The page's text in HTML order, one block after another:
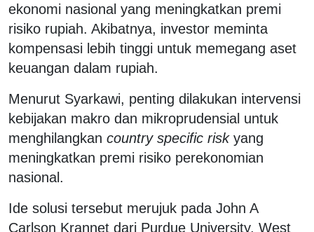
ekonomi nasional yang meningkatkan premi
risiko rupiah. Akibatnya, investor meminta
kompensasi lebih tinggi untuk memegang aset
keuangan dalam rupiah.
Menurut Syarkawi, penting dilakukan intervensi
kebijakan makro dan mikroprudensial untuk
menghilangkan country specific riskyang
meningkatkan premi risiko perekonomian
nasional.
Ide solusi tersebut merujuk pada John A
Carlson Krannet dari Purdue University, West